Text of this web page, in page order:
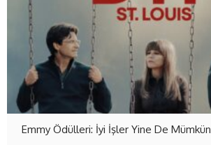
Emmy Ödülleri: İyi İşler Yine De Mümkün